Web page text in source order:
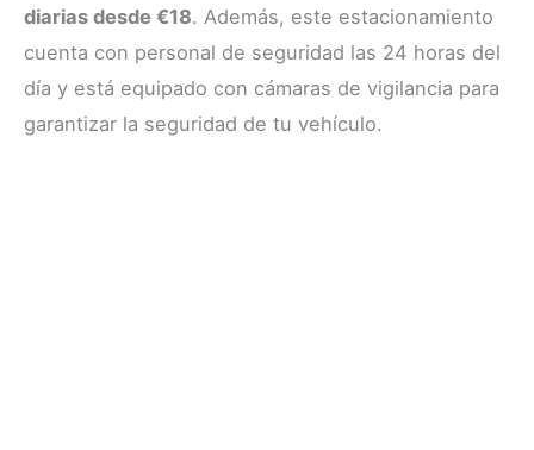
diarias desde €18. Además, este estacionamiento
cuenta con personal de seguridad las 24 horas del
día y está equipado con cámaras de vigilancia para
garantizar la seguridad de tu vehículo.